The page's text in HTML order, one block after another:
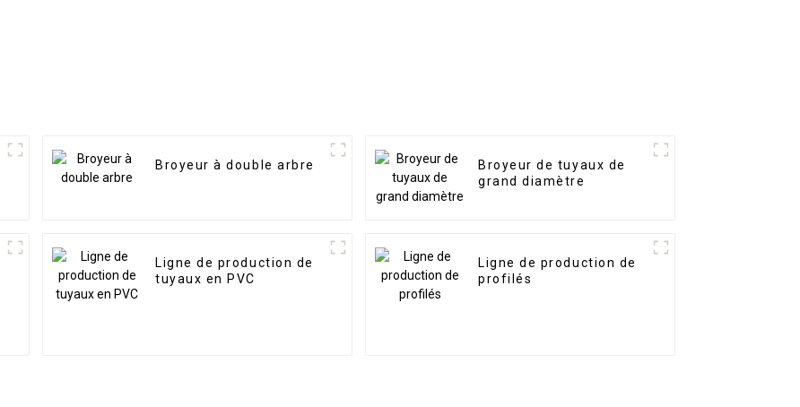
Broyeur à double arbre
Broyeur de tuyaux de
grand diamètre
Ligne de production de
tuyaux en PVC
Ligne de production de
profilés